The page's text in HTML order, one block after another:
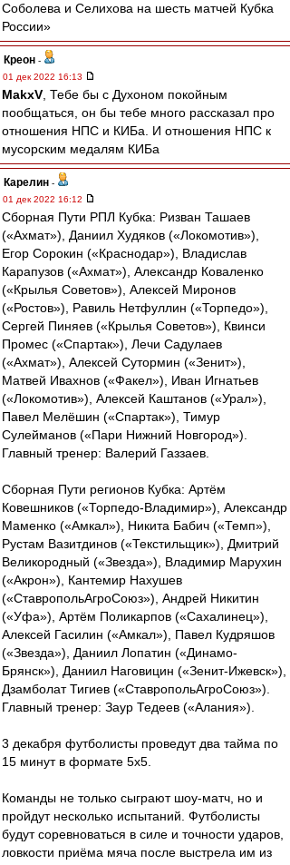
Соболева и Селихова на шесть матчей Кубка
России»
Креон -
01 дек 2022 16:13
MakxV , Тебе бы с Духоном покойным
пообщаться, он бы тебе много рассказал про
отношения НПС и КИБа. И отношения НПС к
мусорским медалям КИБа
Карелин -
01 дек 2022 16:12
Сборная Пути РПЛ Кубка: Ризван Ташаев
(«Ахмат»), Даниил Худяков («Локомотив»),
Егор Сорокин («Краснодар»), Владислав
Карапузов («Ахмат»), Александр Коваленко
(«Крылья Советов»), Алексей Миронов
(«Ростов»), Равиль Нетфуллин («Торпедо»),
Сергей Пиняев («Крылья Советов»), Квинси
Промес («Спартак»), Лечи Садулаев
(«Ахмат»), Алексей Сутормин («Зенит»),
Матвей Ивахнов («Факел»), Иван Игнатьев
(«Локомотив»), Алексей Каштанов («Урал»),
Павел Мелёшин («Спартак»), Тимур
Сулейманов («Пари Нижний Новгород»).
Главный тренер: Валерий Газзаев.
Сборная Пути регионов Кубка: Артём
Ковешников («Торпедо-Владимир»), Александр
Маменко («Амкал»), Никита Бабич («Темп»),
Рустам Вазитдинов («Текстильщик»), Дмитрий
Великородный («Звезда»), Владимир Марухин
(«Акрон»), Кантемир Нахушев
(«СтавропольАгроСоюз»), Андрей Никитин
(«Уфа»), Артём Поликарпов («Сахалинец»),
Алексей Гасилин («Амкал»), Павел Кудряшов
(«Звезда»), Даниил Лопатин («Динамо-
Брянск»), Даниил Наговицин («Зенит-Ижевск»),
Дзамболат Тигиев («СтавропольАгроСоюз»).
Главный тренер: Заур Тедеев («Алания»).
3 декабря футболисты проведут два тайма по
15 минут в формате 5х5.
Команды не только сыграют шоу-матч, но и
пройдут несколько испытаний. Футболисты
будут соревноваться в силе и точности ударов,
ловкости приёма мяча после выстрела им из